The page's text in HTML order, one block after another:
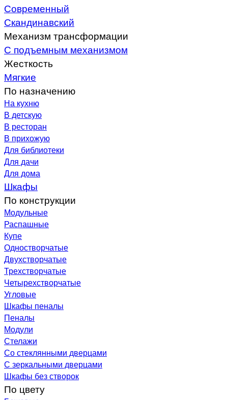
Современный
Скандинавский
Механизм трансформации
С подъемным механизмом
Жесткость
Мягкие
По назначению
На кухню
В детскую
В ресторан
В прихожую
Для библиотеки
Для дачи
Для дома
Шкафы
По конструкции
Модульные
Распашные
Купе
Одностворчатые
Двухстворчатые
Трехстворчатые
Четырехстворчатые
Угловые
Шкафы пеналы
Пеналы
Модули
Стелажи
Со стеклянными дверцами
С зеркальными дверцами
Шкафы без створок
По цвету